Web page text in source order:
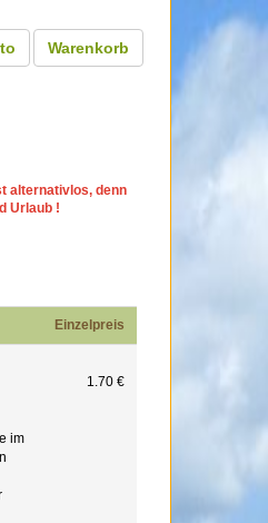
Warenkorb
alternativlos, denn
Urlaub !
Einzelpreis
im
1.70 €